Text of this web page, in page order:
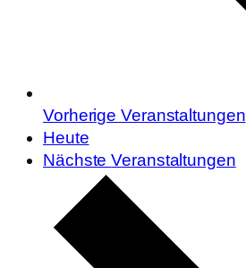
VorherigeVeranstaltungen
Heute
NächsteVeranstaltungen